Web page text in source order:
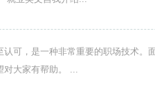
可，是一种非常重要的职场技术。
对大家有帮助。 ...